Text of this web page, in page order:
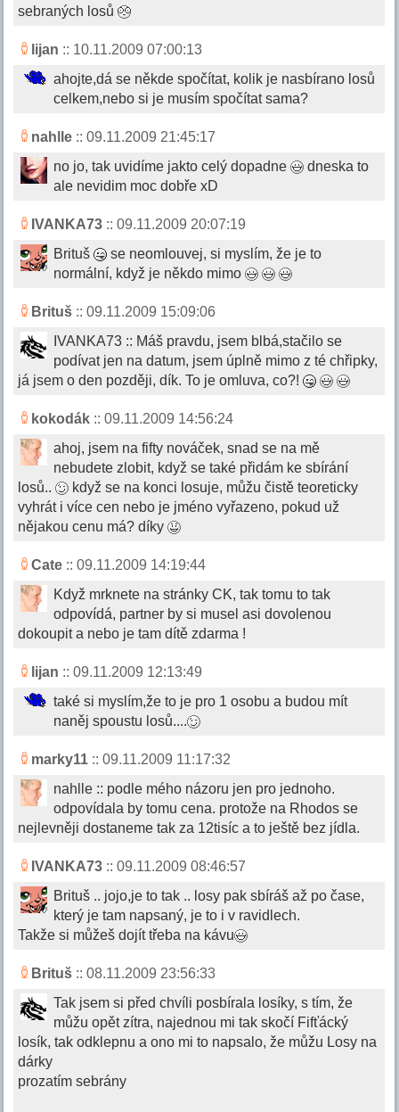
sebraných losů
lijan :: 10.11.2009 07:00:13
ahojte,dá se někde spočítat, kolik je nasbírano losů
celkem,nebo si je musím spočítat sama?
nahlle :: 09.11.2009 21:45:17
no jo, tak uvidíme jakto celý dopadne
dneska to
ale nevidim moc dobře xD
IVANKA73 :: 09.11.2009 20:07:19
Brituš
se neomlouvej, si myslím, že je to
normální, když je někdo mimo
Brituš :: 09.11.2009 15:09:06
IVANKA73 :: Máš pravdu, jsem blbá,stačilo se
podívat jen na datum, jsem úplně mimo z té chřipky,
já jsem o den později, dík. To je omluva, co?!
kokodák :: 09.11.2009 14:56:24
ahoj, jsem na fifty nováček, snad se na mě
nebudete zlobit, když se také přidám ke sbírání
losů..
když se na konci losuje, můžu čistě teoreticky
vyhrát i více cen nebo je jméno vyřazeno, pokud už
nějakou cenu má? díky
Cate :: 09.11.2009 14:19:44
Když mrknete na stránky CK, tak tomu to tak
odpovídá, partner by si musel asi dovolenou
dokoupit a nebo je tam dítě zdarma !
lijan :: 09.11.2009 12:13:49
také si myslím,že to je pro 1 osobu a budou mít
naněj spoustu losů....
marky11 :: 09.11.2009 11:17:32
nahlle :: podle mého názoru jen pro jednoho.
odpovídala by tomu cena. protože na Rhodos se
nejlevněji dostaneme tak za 12tisíc a to ještě bez jídla.
IVANKA73 :: 09.11.2009 08:46:57
Brituš .. jojo,je to tak .. losy pak sbíráš až po čase,
který je tam napsaný, je to i v ravidlech.
Takže si můžeš dojít třeba na kávu
Brituš :: 08.11.2009 23:56:33
Tak jsem si před chvíli posbírala losíky, s tím, že
můžu opět zítra, najednou mi tak skočí Fifťácký
losík, tak odklepnu a ono mi to napsalo, že můžu Losy na
dárky
prozatím sebrány